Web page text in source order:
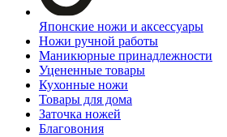
Японские ножи и аксессуары
Ножи ручной работы
Маникюрные принадлежности
Уцененные товары
Кухонные ножи
Товары для дома
Заточка ножей
Благовония